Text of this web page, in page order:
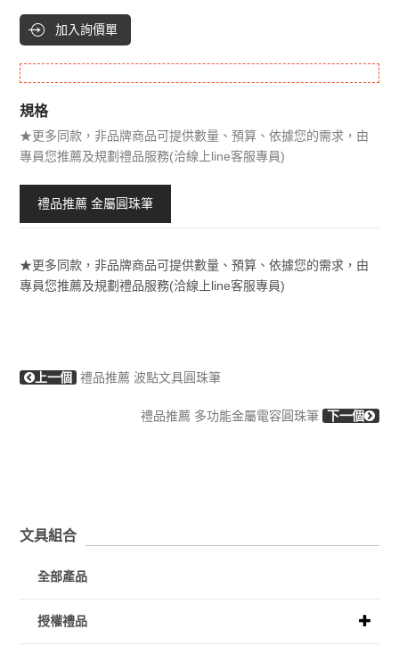
加入詢價單
規格
★更多同款，非品牌商品可提供數量、預算、依據您的需求，由
專員您推薦及規劃禮品服務(洽線上line客服專員)
禮品推薦 金屬圓珠筆
★更多同款，非品牌商品可提供數量、預算、依據您的需求，由
專員您推薦及規劃禮品服務(洽線上line客服專員)
上一個 禮品推薦 波點文具圓珠筆
禮品推薦 多功能金屬電容圓珠筆 下一個
文具組合
全部產品
授權禮品